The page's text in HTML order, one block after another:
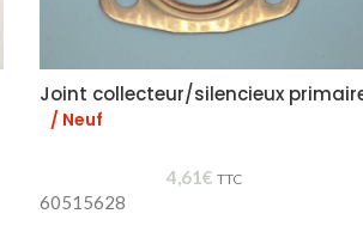
Joint collecteur/silencieux
/ Neuf
4,61€ TTC
60515628